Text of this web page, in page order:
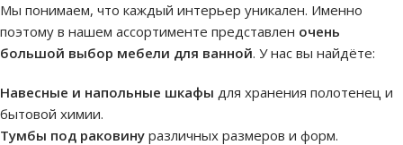
Мы понимаем, что каждый интерьер уникален. Именно
поэтому в нашем ассортименте представлен очень
большой выбор мебели для ванной. У нас вы найдёте:
Навесные и напольные шкафы для хранения полотенец и
бытовой химии.
Тумбы под раковину различных размеров и форм.